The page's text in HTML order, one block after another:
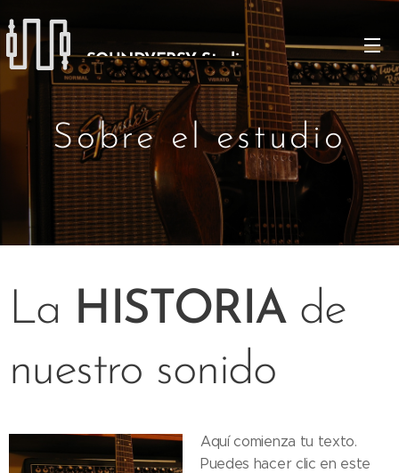
SOUNDVERSY Studio
Sobre el estudio
La HISTORIAde
nuestro sonido
Aquí comienza tu texto.
Puedes hacer clic en este